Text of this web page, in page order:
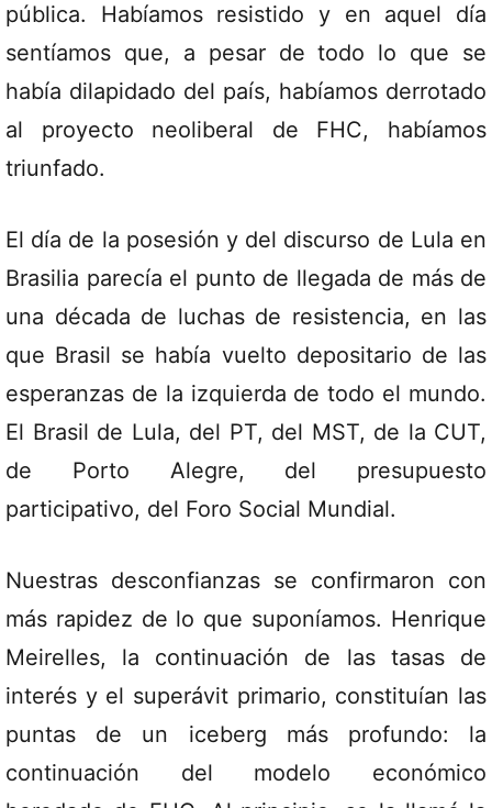
pública. Habíamos resistido y en aquel día
sentíamos que, a pesar de todo lo que se
había dilapidado del país, habíamos derrotado
al proyecto neoliberal de FHC, habíamos
triunfado.
El día de la posesión y del discurso de Lula en
Brasilia parecía el punto de llegada de más de
una década de luchas de resistencia, en las
que Brasil se había vuelto depositario de las
esperanzas de la izquierda de todo el mundo.
El Brasil de Lula, del PT, del MST, de la CUT,
de Porto Alegre, del presupuesto
participativo, del Foro Social Mundial.
Nuestras desconfianzas se confirmaron con
más rapidez de lo que suponíamos. Henrique
Meirelles, la continuación de las tasas de
interés y el superávit primario, constituían las
puntas de un iceberg más profundo: la
continuación del modelo económico